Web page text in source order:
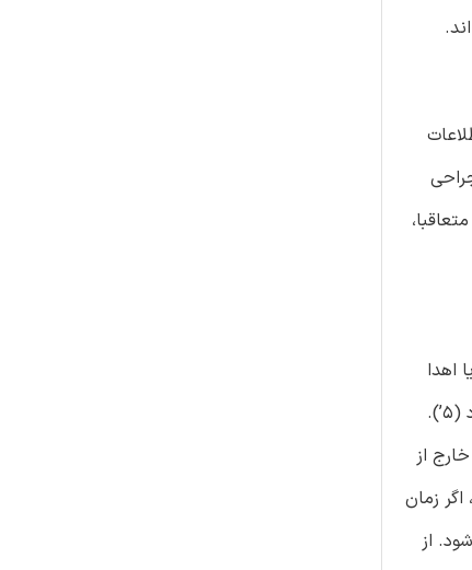
تیم سازمان حمل و نقل به بیمارستان ارسال می شود 2) و اطلاعات
و نقل به بیمارستان بر می گردد 4). عمل جراحی
انجام می شود، سپس عضو جدا شده برای انجام پیوند به مرکز پیوند ارسال می شود 5)، متعاقبا،
اهدا
کننده ی خارجی، گیرنده عضو می تواند خارجی باشد. بنابراین، یک عضو باید به فرودگاه تحویل داده شود تا در TC عمل پیوند انجام شود (5’).
از
زمان
از